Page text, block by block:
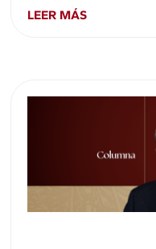
LEER MÁS